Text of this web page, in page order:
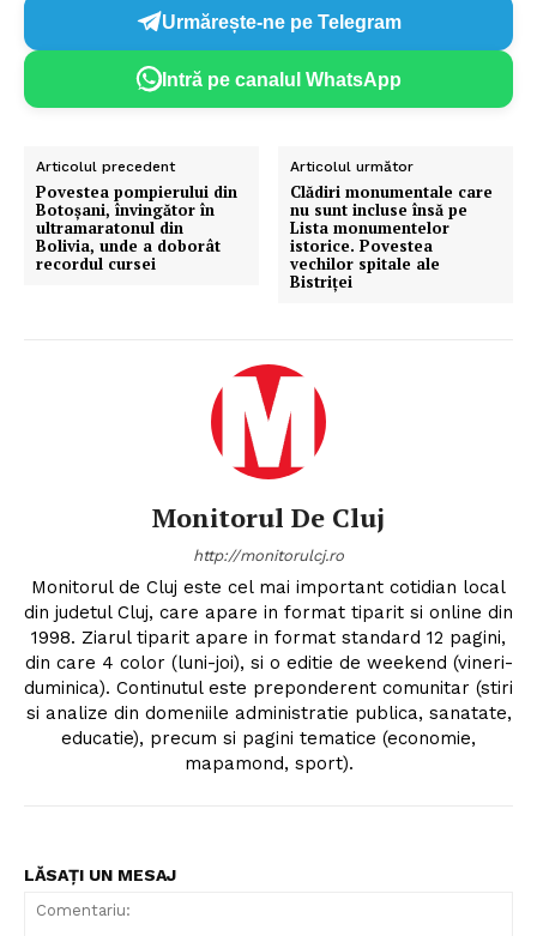
Urmărește-ne pe Telegram
Intră pe canalul WhatsApp
Articolul precedent
Povestea pompierului din
Botoșani, învingător în
ultramaratonul din
Bolivia, unde a doborât
recordul cursei
Articolul următor
Clădiri monumentale care
nu sunt incluse însă pe
Lista monumentelor
istorice. Povestea
vechilor spitale ale
Bistriței
Monitorul De Cluj
http://monitorulcj.ro
Monitorul de Cluj este cel mai important cotidian local
din judetul Cluj, care apare in format tiparit si online din
1998. Ziarul tiparit apare in format standard 12 pagini,
din care 4 color (luni-joi), si o editie de weekend (vineri-
duminica). Continutul este preponderent comunitar (stiri
si analize din domeniile administratie publica, sanatate,
educatie), precum si pagini tematice (economie,
mapamond, sport).
LĂSAȚI UN MESAJ